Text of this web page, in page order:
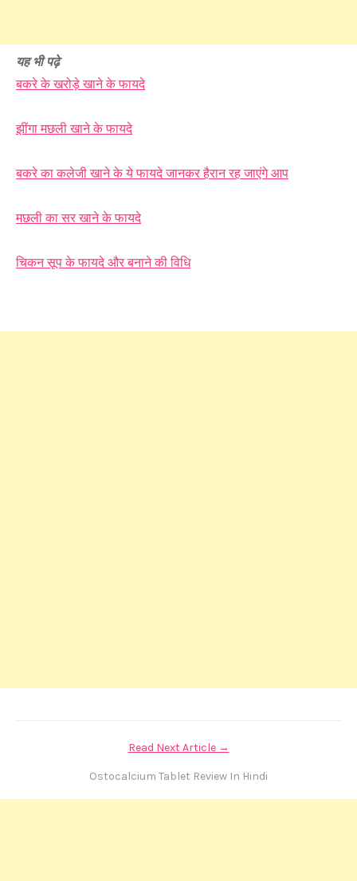
यह भी पढ़े
बकरे के खरोड़े खाने के फायदे
झींगा मछली खाने के फायदे
बकरे का कलेजी खाने के ये फायदे जानकर हैरान रह जाएंगे आप
मछली का सर खाने के फायदे
चिकन सूप के फायदे और बनाने की विधि
Read Next Article →
Ostocalcium Tablet Review In Hindi